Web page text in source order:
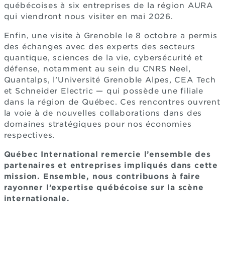
québécoises à six entreprises de la région AURA
qui viendront nous visiter en mai 2026.
Enfin, une visite à Grenoble le 8 octobre a permis
des échanges avec des experts des secteurs
quantique, sciences de la vie, cybersécurité et
défense, notamment au sein du CNRS Neel,
Quantalps, l’Université Grenoble Alpes, CEA Tech
et Schneider Electric — qui possède une filiale
dans la région de Québec. Ces rencontres ouvrent
la voie à de nouvelles collaborations dans des
domaines stratégiques pour nos économies
respectives.
Québec International remercie l’ensemble des
partenaires et entreprises impliqués dans cette
mission. Ensemble, nous contribuons à faire
rayonner l’expertise québécoise sur la scène
internationale.